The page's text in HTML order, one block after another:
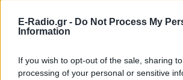
E-Radio.gr - Do Not Process My
Information
If you wish to opt-out of the sale, sharing
processing of your personal or sensitive
υπό τις οποίες έχασαν τη ζωή τους
δημοσιογράφοι φέτος, οι οποίες